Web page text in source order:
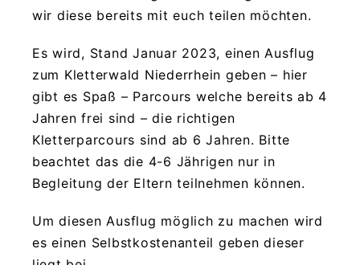
wir diese bereits mit euch teilen möchten.
Es wird, Stand Januar 2023, einen Ausflug
zum Kletterwald Niederrhein geben – hier
gibt es Spaß – Parcours welche bereits ab 4
Jahren frei sind – die richtigen
Kletterparcours sind ab 6 Jahren. Bitte
beachtet das die 4-6 Jährigen nur in
Begleitung der Eltern teilnehmen können.
Um diesen Ausflug möglich zu machen wird
es einen Selbstkostenanteil geben dieser